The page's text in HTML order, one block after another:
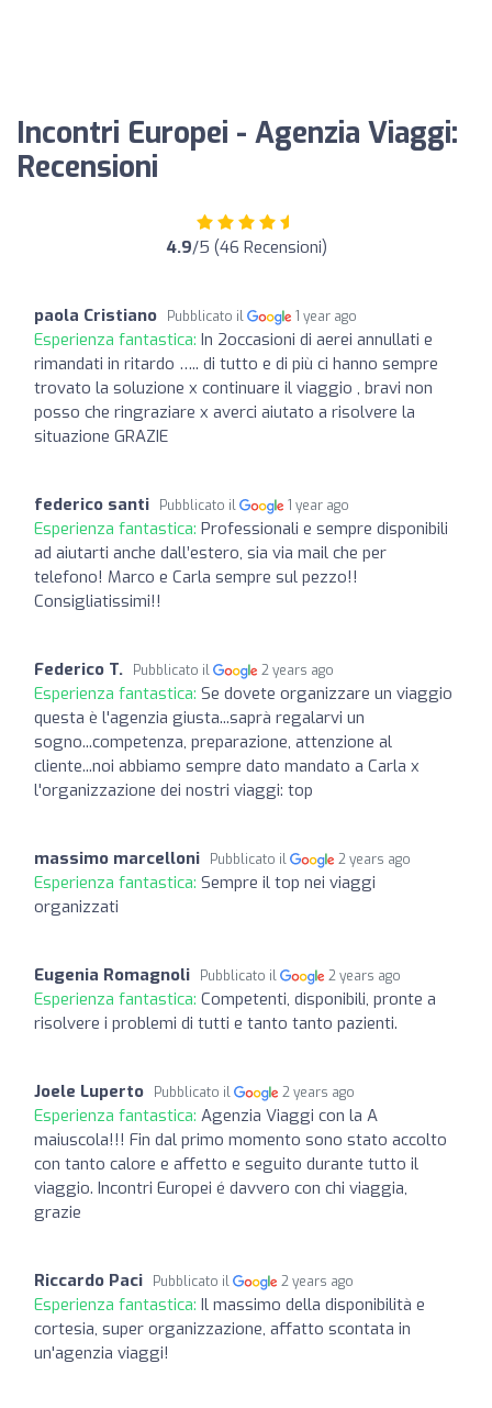
Incontri Europei - Agenzia Viaggi:
Recensioni
4.9/5 (46 Recensioni)
paola Cristiano Pubblicato il 1 year ago
Esperienza fantastica: In 2occasioni di aerei annullati e
rimandati in ritardo ….. di tutto e di più ci hanno sempre
trovato la soluzione x continuare il viaggio , bravi non
posso che ringraziare x averci aiutato a risolvere la
situazione GRAZIE
federico santi Pubblicato il 1 year ago
Esperienza fantastica: Professionali e sempre disponibili
ad aiutarti anche dall’estero, sia via mail che per
telefono! Marco e Carla sempre sul pezzo!!
Consigliatissimi!!
Federico T. Pubblicato il 2 years ago
Esperienza fantastica: Se dovete organizzare un viaggio
questa è l'agenzia giusta...saprà regalarvi un
sogno...competenza, preparazione, attenzione al
cliente...noi abbiamo sempre dato mandato a Carla x
l'organizzazione dei nostri viaggi: top
massimo marcelloni Pubblicato il 2 years ago
Esperienza fantastica: Sempre il top nei viaggi
organizzati
Eugenia Romagnoli Pubblicato il 2 years ago
Esperienza fantastica: Competenti, disponibili, pronte a
risolvere i problemi di tutti e tanto tanto pazienti.
Joele Luperto Pubblicato il 2 years ago
Esperienza fantastica: Agenzia Viaggi con la A
maiuscola!!! Fin dal primo momento sono stato accolto
con tanto calore e affetto e seguito durante tutto il
viaggio. Incontri Europei é davvero con chi viaggia,
grazie
Riccardo Paci Pubblicato il 2 years ago
Esperienza fantastica: Il massimo della disponibilità e
cortesia, super organizzazione, affatto scontata in
un'agenzia viaggi!